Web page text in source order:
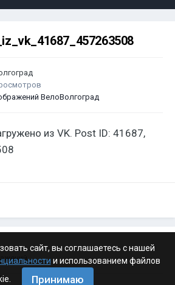
ВелоВолгоград
из VK. Post ID: 41687,
сайт, вы соглашаетесь с нашей
и использованием файлов
Принимаю